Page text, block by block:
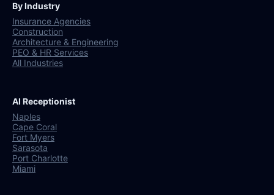
By Industry
Insurance Agencies
Construction
Architecture & Engineering
PEO & HR Services
All Industries
AI Receptionist
Naples
Cape Coral
Fort Myers
Sarasota
Port Charlotte
Miami